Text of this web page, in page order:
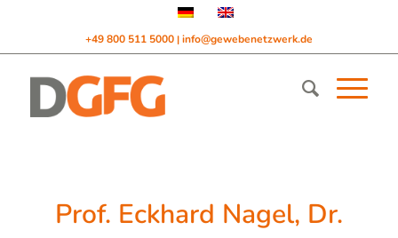
+49 800 511 5000 | info@gewebenetzwerk.de
Prof. Eckhard Nagel, Dr.